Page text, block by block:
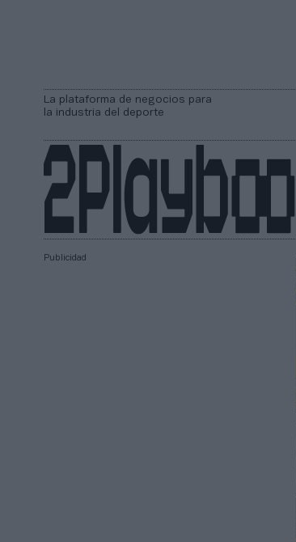
La plataforma de negocios para
la industria del deporte
Publicidad